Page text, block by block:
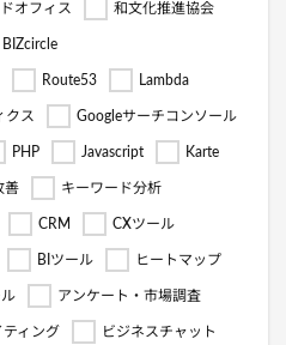
オフィス 和文化推進協会
BIZcircle
Route53 Lambda
クス Googleサーチコンソール
PHP Javascript Karte
善 キーワード分析
CRM CXツール
BIツール ヒートマップ
アンケート・市場調査
ティング ビジネスチャット